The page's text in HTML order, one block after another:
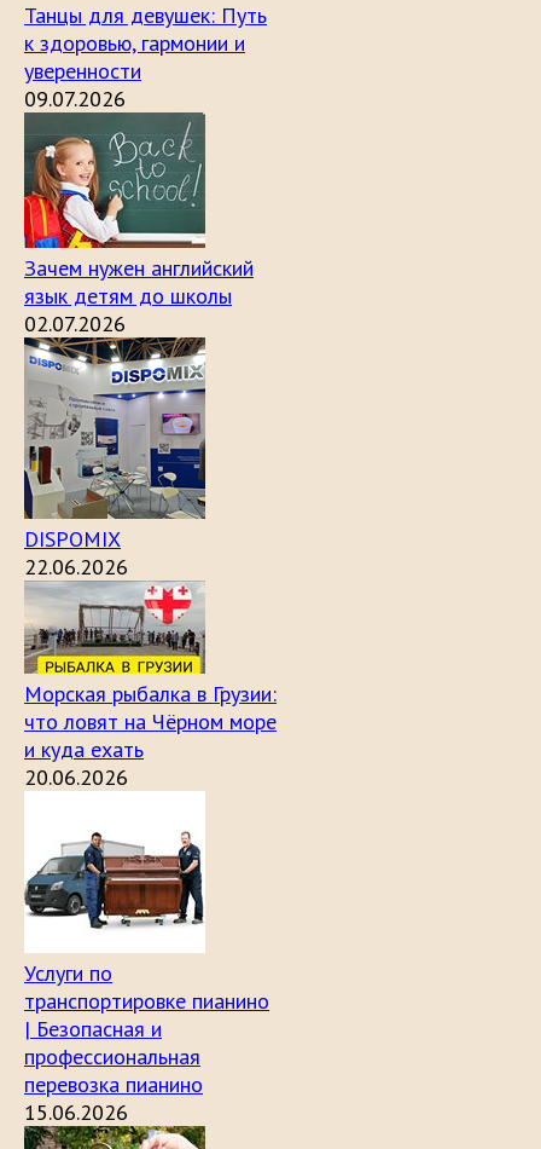
Танцы для девушек: Путь
к здоровью, гармонии и
уверенности
09.07.2026
Зачем нужен английский
язык детям до школы
02.07.2026
DISPOMIX
22.06.2026
Морская рыбалка в Грузии:
что ловят на Чёрном море
и куда ехать
20.06.2026
Услуги по
транспортировке пианино
| Безопасная и
профессиональная
перевозка пианино
15.06.2026